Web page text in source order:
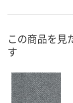
この商品を見
す